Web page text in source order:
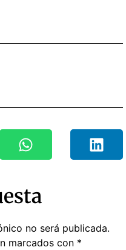
no será publicada.
marcados con *